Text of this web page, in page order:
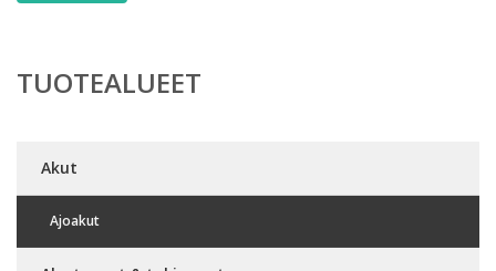
TUOTEALUEET
Akut
Ajoakut